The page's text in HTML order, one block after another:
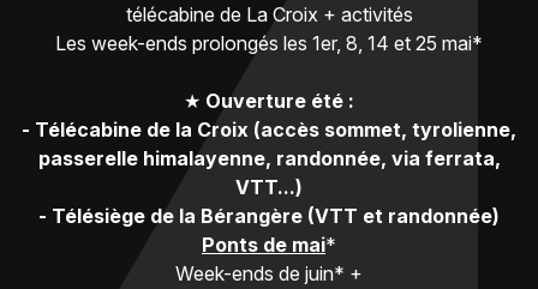
télécabine de La Croix + activités
Les week-ends prolongés les 1er, 8, 14 et 25 mai*
★ Ouverture été :
- Télécabine de la Croix (accès sommet, tyrolienne,
passerelle himalayenne, randonnée, via ferrata,
VTT...)
- Télésiège de la Bérangère (VTT et randonnée)
Ponts de mai*
Week-ends de juin* +